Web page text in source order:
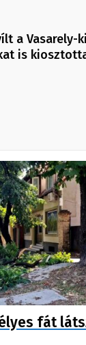
a Vasarely-
is
fát